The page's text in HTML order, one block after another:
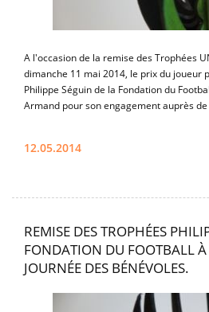
A l'occasion de la remise des Trophées
dimanche 11 mai 2014, le prix du joueur
Philippe Séguin de la Fondation du
Armand pour son engagement auprès
12.05.2014
REMISE DES TROPHÉES
FONDATION DU FOOTBALL
JOURNÉE DES BÉNÉVOLES.